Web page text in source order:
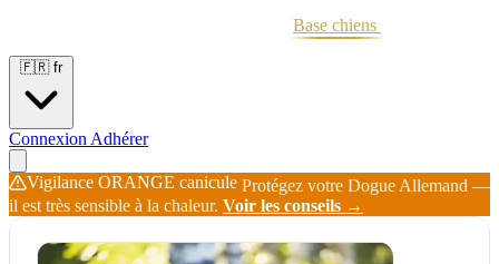
Base chiens
🇫🇷 fr
Connexion Adhérer
Vigilance ORANGE canicule Protégez votre Dogue Allemand —
il est très sensible à la chaleur. Voir les conseils →